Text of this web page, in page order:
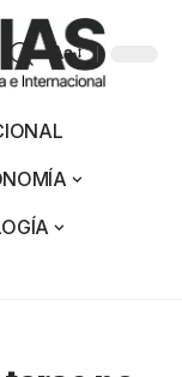
Aa